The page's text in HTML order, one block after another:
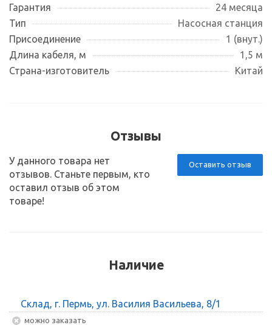
Гарантия
24 месяца
Тип
Насосная станция
Присоединение
1 (внут.)
Длина кабеля, м
1,5 м
Страна-изготовитель
Китай
Отзывы
Оставить отзыв
У данного товара нет
отзывов. Станьте первым, кто
оставил отзыв об этом
товаре!
Наличие
Склад, г. Пермь, ул. Василия Васильева, 8/1
Можно заказать